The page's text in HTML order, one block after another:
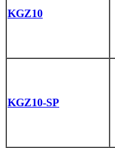
KGZ10
KGZ10-SP